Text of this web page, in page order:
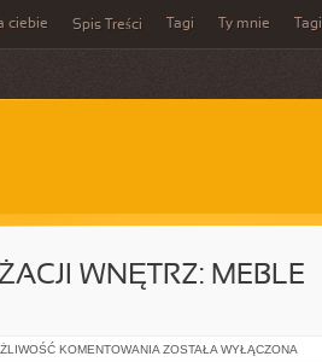
ciebie Spis Treści Tagi Ty mnie Tagi
WNĘTRZ: MEBLE
KOMENTOWANIA NOWY
ZOSTAŁA WYŁĄCZONA